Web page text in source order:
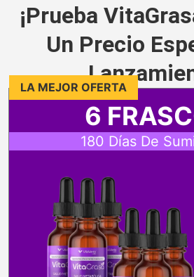
¡Prueba
Un Precio
LA MEJOR OFERTA
6
180 Días De